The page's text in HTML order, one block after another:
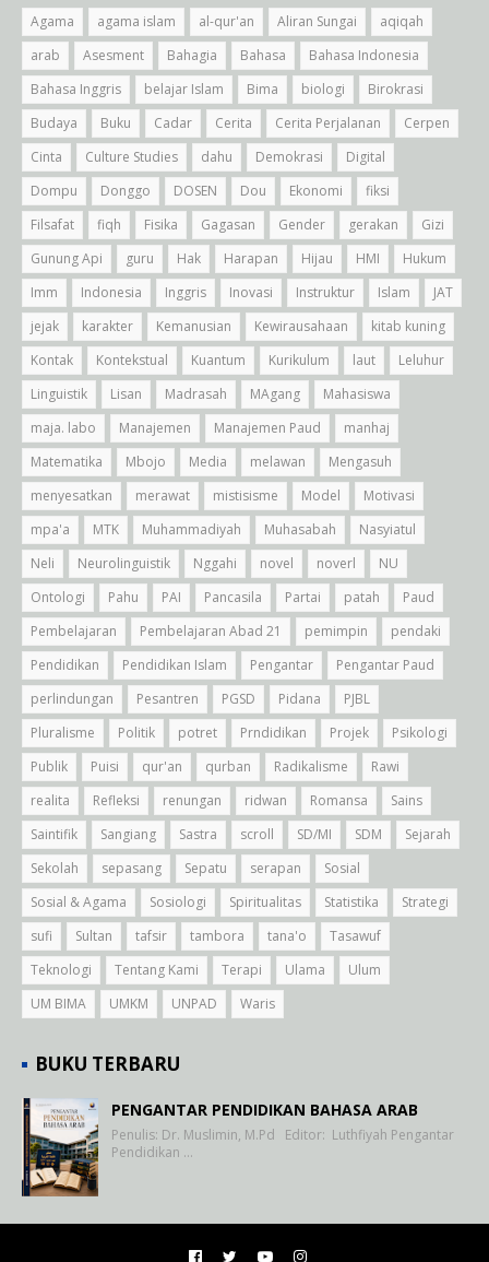
Agama agama islam al-qur'an Aliran Sungai
aqiqah
arab
Asesment Bahagia Bahasa
Bahasa Indonesia
Bahasa Inggris
belajar Islam Bima biologi
Birokrasi
Budaya
Buku Cadar Cerita Cerita Perjalanan
Cerpen
Cinta
Culture Studies dahu Demokrasi
Digital
Dompu
Donggo DOSEN Dou Ekonomi
fiksi
Filsafat
fiqh Fisika Gagasan Gender gerakan
Gizi
Gunung Api
guru Hak Harapan Hijau HMI
Hukum
Imm
Indonesia Inggris Inovasi Instruktur Islam
JAT
jejak
karakter Kemanusian Kewirausahaan
kitab kuning
Kontak
Kontekstual Kuantum Kurikulum laut
Leluhur
Linguistik
Lisan Madrasah MAgang
Mahasiswa
maja. labo
Manajemen Manajemen Paud
manhaj
Matematika
Mbojo Media melawan
Mengasuh
menyesatkan
merawat mistisisme Model
Motivasi
mpa'a
MTK Muhammadiyah Muhasabah
Nasyiatul
Neli
Neurolinguistik Nggahi novel noverl
NU
Ontologi
Pahu PAI Pancasila Partai patah
Paud
Pembelajaran
Pembelajaran Abad 21 pemimpin
pendaki
Pendidikan
Pendidikan Islam Pengantar
Pengantar Paud
perlindungan
Pesantren PGSD Pidana
PJBL
Pluralisme
Politik potret Prndidikan Projek
Psikologi
Publik
Puisi qur'an qurban Radikalisme
Rawi
realita
Refleksi renungan ridwan Romansa
Sains
Saintifik
Sangiang Sastra scroll SD/MI SDM
Sejarah
Sekolah
sepasang Sepatu serapan
Sosial
Sosial & Agama
Sosiologi Spiritualitas Statistika
Strategi
sufi
Sultan tafsir tambora tana'o
Tasawuf
Teknologi
Tentang Kami Terapi Ulama
Ulum
UM BIMA
UMKM UNPAD Waris
BUKU TERBARU
PENGANTAR PENDIDIKAN BAHASA ARAB
Penulis: Dr. Muslimin, M.Pd Editor: Luthfiyah Pengantar
Pendidikan …